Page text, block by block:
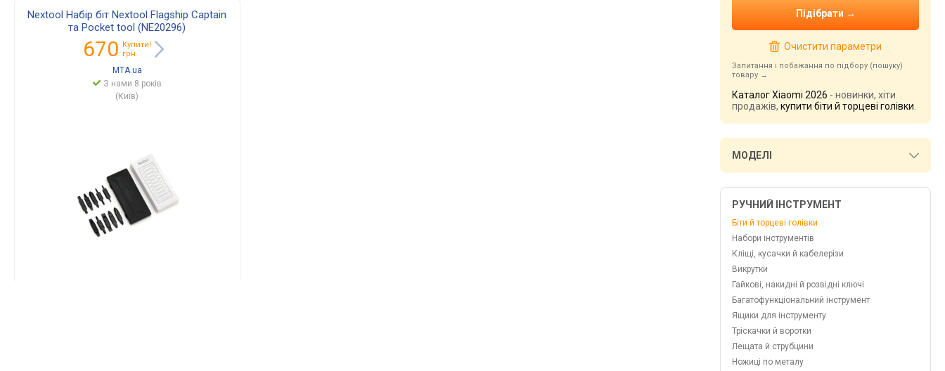
Nextool Набір біт Nextool Flagship Captain
та Pocket tool (NE20296)
670 Купити!
грн.
MTA.ua
З нами 8 років
(Київ)
Очистити параметри
Запитання і побажання по підбору (пошуку)
товару
Каталог Xiaomi 2026 - новинки, хіти
продажів, купити біти й торцеві голівки
МОДЕЛІ
РУЧНИЙ ІНСТРУМЕНТ
Біти й торцеві голівки
Набори інструментів
Кліщі, кусачки й кабелерізи
Викрутки
Гайкові, накидні й розвідні ключі
Багатофункціональний інструмент
Ящики для інструменту
Тріскачки й воротки
Лещата й струбцини
Ножиці по металу